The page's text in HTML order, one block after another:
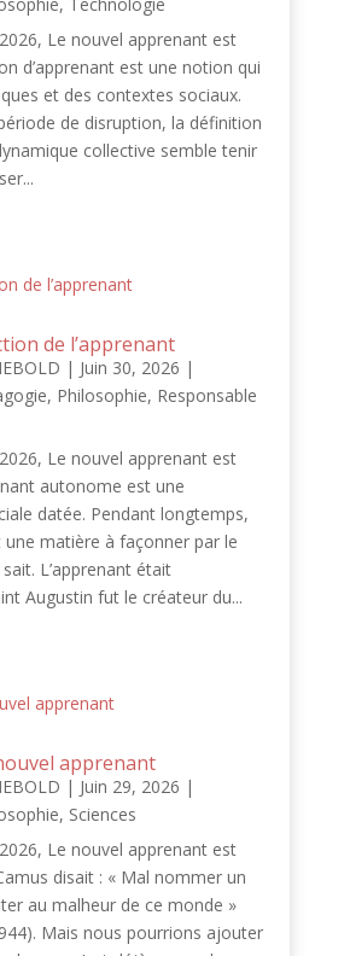
2026, Le nouvel apprenant est
d’apprenant est une notion qui
et des contextes sociaux.
de disruption, la définition
collective semble tenir
de l’apprenant
| Juin 30, 2026 |
, Philosophie, Responsable
2026, Le nouvel apprenant est
autonome est une
datée. Pendant longtemps,
une matière à façonner par le
L’apprenant était
Augustin fut le créateur du...
apprenant
| Juin 29, 2026 |
, Sciences
2026, Le nouvel apprenant est
disait : « Mal nommer un
au malheur de ce monde »
Mais nous pourrions ajouter